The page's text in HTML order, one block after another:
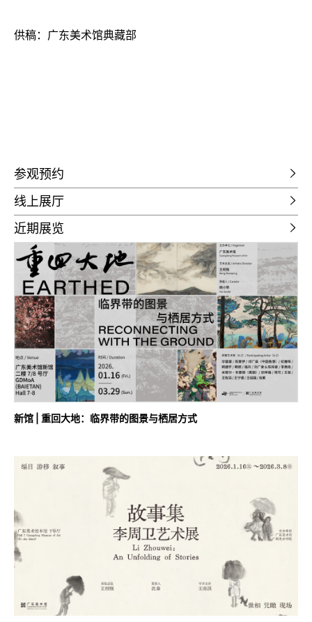
供稿：广东美术馆典藏部
参观预约
线上展厅
近期展览
新馆 | 重回大地：临界带的图景与栖居方式